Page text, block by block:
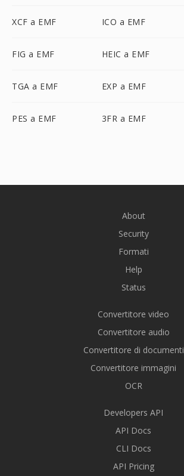
XCF a EMF ICO a EMF
FIG a EMF HEIC a EMF
TGA a EMF EXP a EMF
PES a EMF 3FR a EMF
About
Security
Formati
Help
Status
Convertitore video
Convertitore audio
Convertitore di documenti
Convertitore immagini
OCR
Developers API
API Docs
CLI Docs
API Pricing